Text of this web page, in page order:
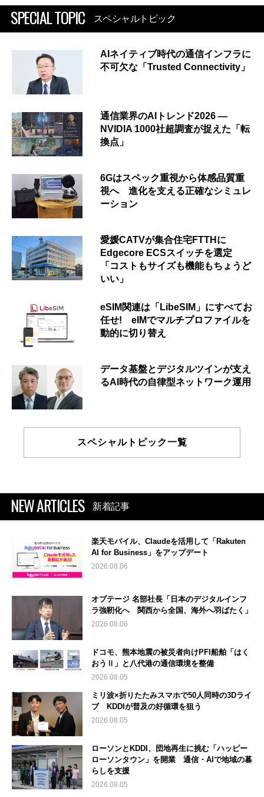
SPECIAL TOPIC スペシャルトピック
AIネイティブ時代の通信インフラに
不可欠な「Trusted Connectivity」
通信業界のAIトレンド2026 ―
NVIDIA 1000社超調査が捉えた「転
換点」
6Gはスペック重視から体感品質重
視へ 進化を支える正確なシミュレ
ーション
愛媛CATVが集合住宅FTTHに
Edgecore ECSスイッチを選定
「コストもサイズも機能もちょうど
いい」
eSIM関連は「LibeSIM」にすべてお
任せ! eIMでマルチプロファイルを
動的に切り替え
データ基盤とデジタルツインが支え
るAI時代の自律型ネットワーク運用
スペシャルトピック一覧
NEW ARTICLES 新着記事
楽天モバイル、Claudeを活用して「Rakuten
AI for Business」をアップデート
2026.08.06
オプテージ 名部社長「日本のデジタルインフ
ラ強靭化へ 関西から全国、海外へ羽ばたく」
2026.08.06
ドコモ、熊本地震の被災者向けPFI船舶「はく
おうⅡ」と八代港の通信環境を整備
2026.08.05
ミリ波×折りたたみスマホで50人同時の3Dライ
ブ KDDIが普及の好循環を狙う
2026.08.05
ローソンとKDDI、団地再生に挑む「ハッピー
ローソンタウン」を開業 通信・AIで地域の暮
らしを支援
2026.08.05